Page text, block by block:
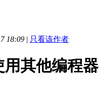
18:09 | 只看该作者
用其他编程